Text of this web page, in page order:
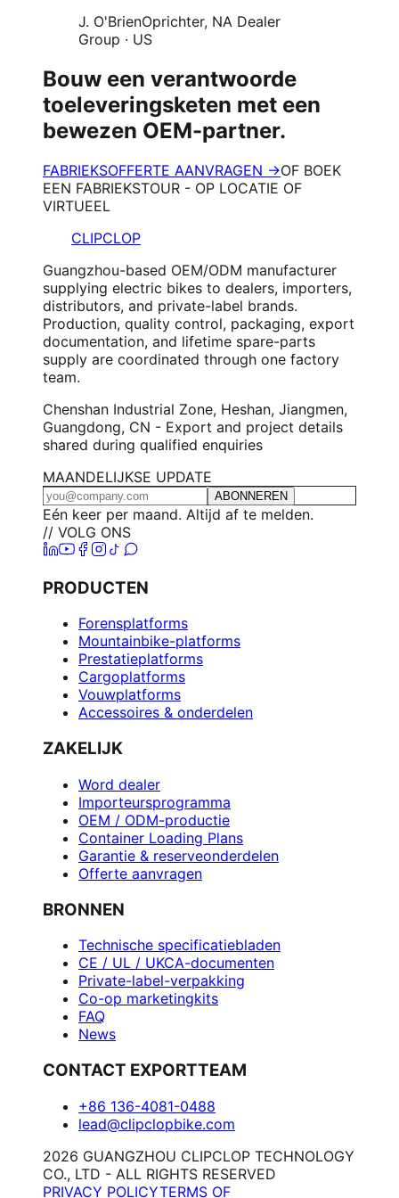
J. O'BrienOprichter, NA Dealer
Group · US
Bouw een verantwoorde
toeleveringsketen met een
bewezen OEM-partner.
FABRIEKSOFFERTE AANVRAGEN →OF BOEK
EEN FABRIEKSTOUR - OP LOCATIE OF
VIRTUEEL
CLIPCLOP
Guangzhou-based OEM/ODM manufacturer
supplying electric bikes to dealers, importers,
distributors, and private-label brands.
Production, quality control, packaging, export
documentation, and lifetime spare-parts
supply are coordinated through one factory
team.
Chenshan Industrial Zone, Heshan, Jiangmen,
Guangdong, CN - Export and project details
shared during qualified enquiries
MAANDELIJKSE UPDATE
ABONNEREN
Eén keer per maand. Altijd af te melden.
// VOLG ONS
PRODUCTEN
Forensplatforms
Mountainbike-platforms
Prestatieplatforms
Cargoplatforms
Vouwplatforms
Accessoires & onderdelen
ZAKELIJK
Word dealer
Importeursprogramma
OEM / ODM-productie
Container Loading Plans
Garantie & reserveonderdelen
Offerte aanvragen
BRONNEN
Technische specificatiebladen
CE / UL / UKCA-documenten
Private-label-verpakking
Co-op marketingkits
FAQ
News
CONTACT EXPORTTEAM
+86 136-4081-0488
lead@clipclopbike.com
2026 GUANGZHOU CLIPCLOP TECHNOLOGY
CO., LTD - ALL RIGHTS RESERVED
PRIVACY POLICYTERMS OF